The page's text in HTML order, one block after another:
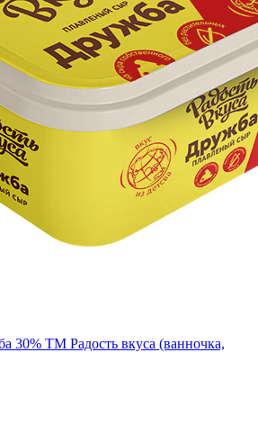
30% TM Радость вкуса (ванночка,